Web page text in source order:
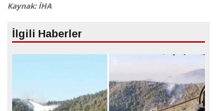
Kaynak: İHA
İlgili Haberler